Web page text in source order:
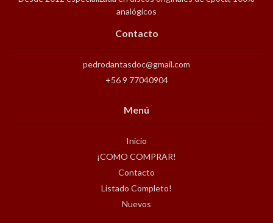
analógicos
Contacto
pedrodantasdoc@gmail.com
+56 9 77040904
Menú
Inicio
¡COMO COMPRAR!
Contacto
Listado Completo!
Nuevos